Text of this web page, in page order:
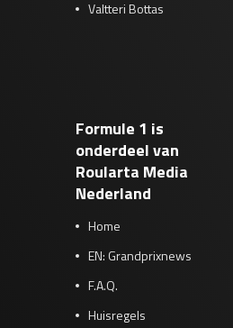
Valtteri Bottas
Formule 1 is
onderdeel van
Roularta Media
Nederland
Home
EN: Grandprixnews
F.A.Q.
Huisregels